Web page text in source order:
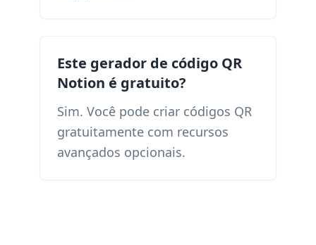
Este gerador de código QR
Notion é gratuito?
Sim. Você pode criar códigos QR
gratuitamente com recursos
avançados opcionais.